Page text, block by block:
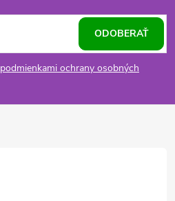
podmienkami ochrany osobných
ODOBERAŤ